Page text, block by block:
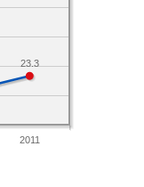
2011
23.3